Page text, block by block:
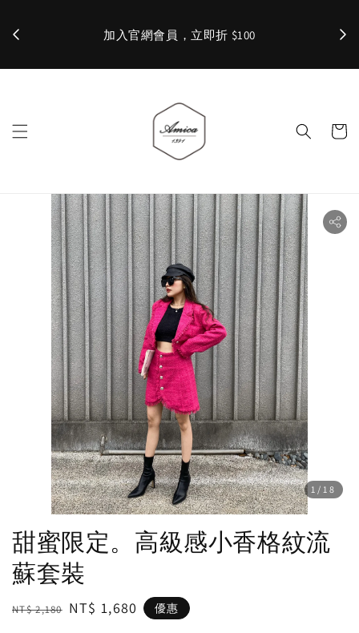
加入官網會員，立即折 $100 ✨
1 /18
甜蜜限定。高級感小香格紋流
蘇套裝
Regular
NT$ 2,180 Sale
NT$ 1,680 優惠